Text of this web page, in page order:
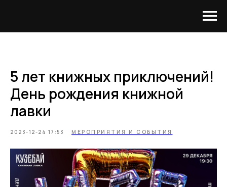
5 лет книжных приключений!
День рождения книжной
лавки
2023-12-24 17:53 МЕРОПРИЯТИЯ И СОБЫТИЯ